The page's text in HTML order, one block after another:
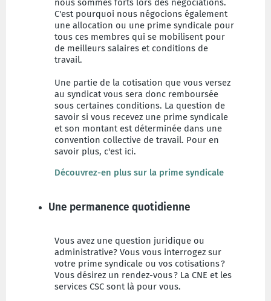
nous sommes forts lors des négociations.
C'est pourquoi nous négocions également
une allocation ou une prime syndicale pour
tous ces membres qui se mobilisent pour
de meilleurs salaires et conditions de
travail.
Une partie de la cotisation que vous versez
au syndicat vous sera donc remboursée
sous certaines conditions. La question de
savoir si vous recevez une prime syndicale
et son montant est déterminée dans une
convention collective de travail. Pour en
savoir plus, c'est ici.
Découvrez-en plus sur la prime syndicale
Une permanence quotidienne
Vous avez une question juridique ou
administrative? Vous vous interrogez sur
votre prime syndicale ou vos cotisations ?
Vous désirez un rendez-vous ? La CNE et les
services CSC sont là pour vous.